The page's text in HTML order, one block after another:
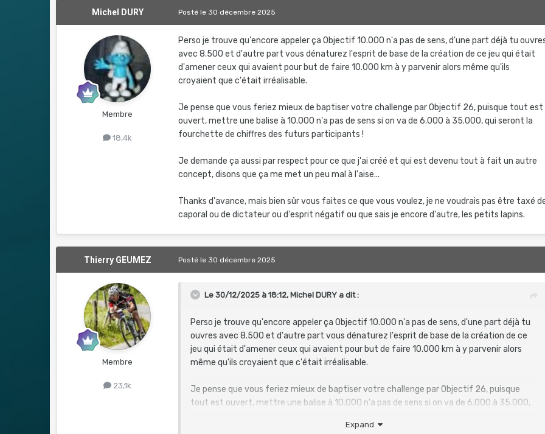
Michel DURY
Membre
18,4k
Postéle 30 décembre 2025
Perso je trouve qu'encore appeler ça Objectif 10.000 n'a pas de sens, d'une part déjà tu
avec 8.500 et d'autre part vous dénaturez l'esprit de base de la création de ce jeu qui était
d'amener ceux qui avaient pour but de faire 10.000 km à y parvenir alors même qu'ils
croyaient que c'était irréalisable.
Je pense que vous feriez mieux de baptiser votre challenge par Objectif 26, puisque tout est
ouvert, mettre une balise à 10.000 n'a pas de sens si on va de 6.000 à 35.000, qui seront la
fourchette de chiffres des futurs participants !
Je demande ça aussi par respect pour ce que j'ai créé et qui est devenu tout à fait un autre
concept, disons que ça me met un peu mal à l'aise...
Thanks d'avance, mais bien sûr vous faites ce que vous voulez, je ne voudrais pas être taxé
caporal ou de dictateur ou d'esprit négatif ou que sais je encore d'autre, les petits lapins.
Thierry GEUMEZ
Membre
23,1k
Postéle 30 décembre 2025
Le 30/12/2025 à 18:12,Michel DURY a dit :
Perso je trouve qu'encore appeler ça Objectif 10.000 n'a pas de sens, d'une part déjà tu
ouvres avec 8.500 et d'autre part vous dénaturez l'esprit de base de la création de ce
jeu qui était d'amener ceux qui avaient pour but de faire 10.000 km à y parvenir alors
même qu'ils croyaient que c'était irréalisable.
Je pense que vous feriez mieux de baptiser votre challenge par Objectif 26, puisque
tout est ouvert, mettre une balise à 10.000 n'a pas de sens si on va de 6.000 à 35.000,
Expand